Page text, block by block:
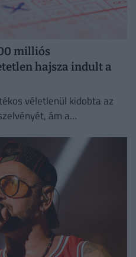
milliós
hajsza indult a
véletlenül kidobta az
ám a